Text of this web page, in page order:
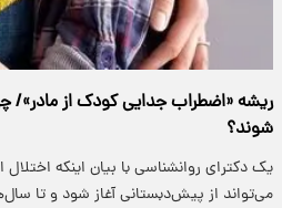
ریشه «اضطراب جدایی کودک از مادر»/
شوند؟
یک دکترای روانشناسی با بیان اینکه
می‌تواند از پیش‌دبستانی آغاز شود و تا